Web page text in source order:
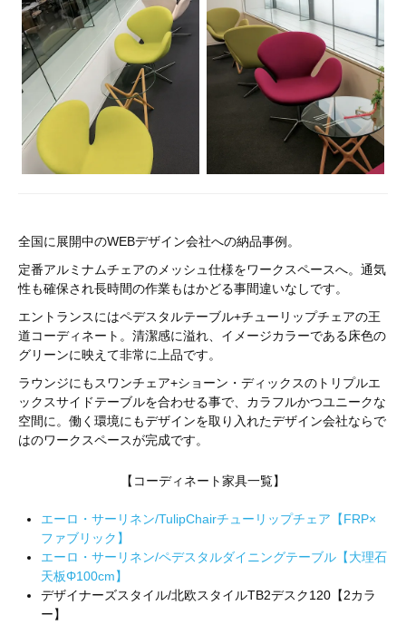
全国に展開中のWEBデザイン会社への納品事例。
定番アルミナムチェアのメッシュ仕様をワークスペースへ。通気
性も確保され長時間の作業もはかどる事間違いなしです。
エントランスにはペデスタルテーブル+チューリップチェアの王
道コーディネート。清潔感に溢れ、イメージカラーである床色の
グリーンに映えて非常に上品です。
ラウンジにもスワンチェア+ショーン・ディックスのトリプルエ
ックスサイドテーブルを合わせる事で、カラフルかつユニークな
空間に。働く環境にもデザインを取り入れたデザイン会社ならで
はのワークスペースが完成です。
【コーディネート家具一覧】
エーロ・サーリネン/TulipChairチューリップチェア【FRP×
ファブリック】
エーロ・サーリネン/ペデスタルダイニングテーブル【大理石
天板Φ100cm】
デザイナーズスタイル/北欧スタイルTB2デスク120【2カラ
ー】